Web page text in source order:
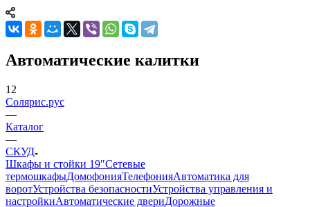
Автоматические калитки
12
Солярис.рус
—
Каталог
—
СКУД
Шкафы и стойки 19"Сетевые
термошкафыДомофонияТелефонияАвтоматика для
воротУстройства безопасностиУстройства управления и
настройкиАвтоматические двериДорожные